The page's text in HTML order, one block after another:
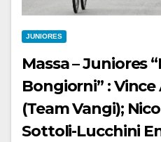
JUNIORES
Massa – Juniores
Bongiorni” :
(Team Vangi);
Sottoli-Lucchini